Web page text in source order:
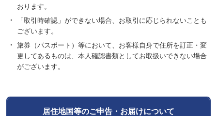
おります。
「取引時確認」ができない場合、お取引に応じられないことも
ございます。
旅券（パスポート）等において、お客様自身で住所を訂正・変
更してあるものは、本人確認書類としてお取扱いできない場合
がございます。
居住地国等のご申告・お届けについて